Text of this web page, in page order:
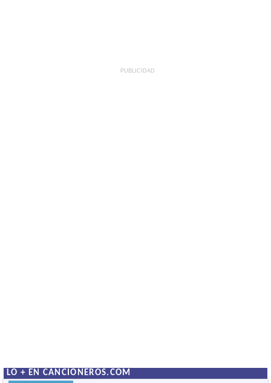
PUBLICIDAD
LO + EN CANCIONEROS.COM